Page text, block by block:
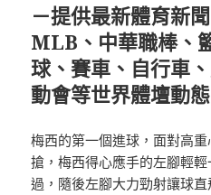
－提供最新體育新
MLB、中華職棒、
球、賽車、自行車
動會等世界體壇動
梅西的第一個進球，面對高
搶，梅西得心應手的左腳輕
過，隨後左腳大力勁射讓球